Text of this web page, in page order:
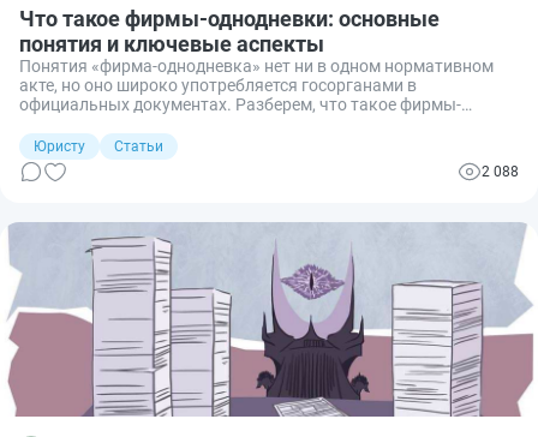
Что такое фирмы-однодневки: основные
понятия и ключевые аспекты
Понятия «фирма-однодневка» нет ни в одном нормативном
акте, но оно широко употребляется госорганами в
официальных документах. Разберем, что такое фирмы-
Юристу
Статьи
2 088